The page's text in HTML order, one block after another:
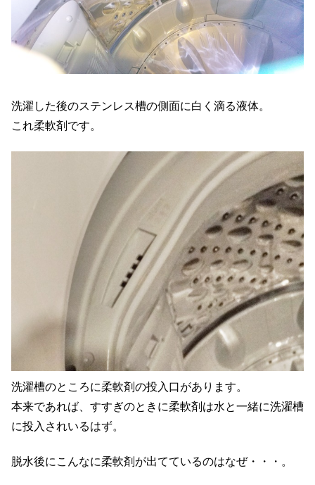
洗濯した後のステンレス槽の側面に白く滴る液体。
これ柔軟剤です。
洗濯槽のところに柔軟剤の投入口があります。
本来であれば、すすぎのときに柔軟剤は水と一緒に洗濯槽
に投入されいるはず。
脱水後にこんなに柔軟剤が出てているのはなぜ・・・。